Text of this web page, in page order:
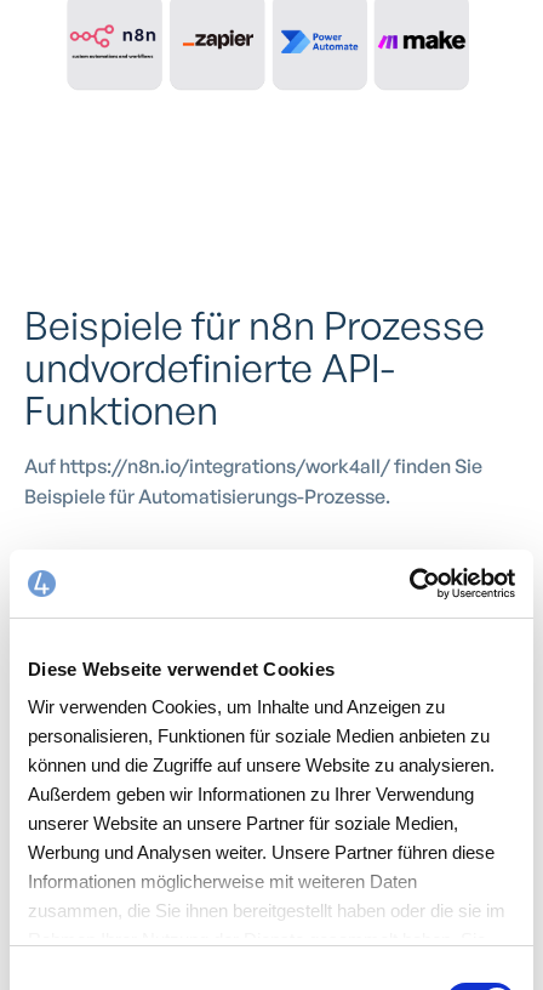
Diese Webseite verwendet Cookies
Wir verwenden Cookies, um Inhalte und Anzeigen zu
personalisieren, Funktionen für soziale Medien anbieten zu
können und die Zugriffe auf unsere Website zu analysieren.
Außerdem geben wir Informationen zu Ihrer Verwendung
unserer Website an unsere Partner für soziale Medien,
Werbung und Analysen weiter. Unsere Partner führen diese
Informationen möglicherweise mit weiteren Daten
zusammen, die Sie ihnen bereitgestellt haben oder die sie im
Beispiele für n8n Prozesse
undvordefinierte API-
Funktionen
Auf https://n8n.io/integrations/work4all/ finden Sie
Beispiele für Automatisierungs-Prozesse.
komplexe Abfragen mit einem Befehl ausführen, ein
paar Beispiele:
Für Kunden: Create-, Get-, Update Customer, Get Many
Customers
Für Projekte: GetProject, Get Many Projects
Für Eingangsrechnungen: Create Incoming Invoice,
Extract Invoice Data